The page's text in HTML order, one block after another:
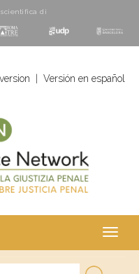
di
Versión en español